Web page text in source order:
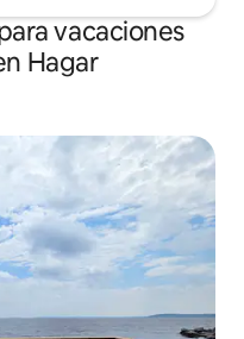
vacaciones
Hagar